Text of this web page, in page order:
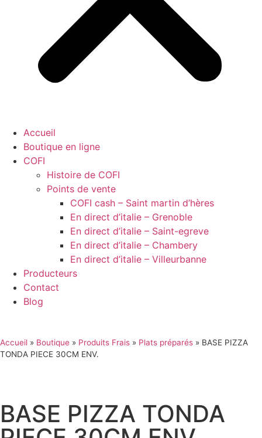
Accueil
Boutique en ligne
COFI
Histoire de COFI
Points de vente
COFI cash – Saint martin d’hères
En direct d’italie – Grenoble
En direct d’italie – Saint-egreve
En direct d’italie – Chambery
En direct d’italie – Villeurbanne
Producteurs
Contact
Blog
Accueil » Boutique » Produits Frais » Plats préparés » BASE PIZZA
TONDA PIECE 30CM ENV.
BASE PIZZA TONDA